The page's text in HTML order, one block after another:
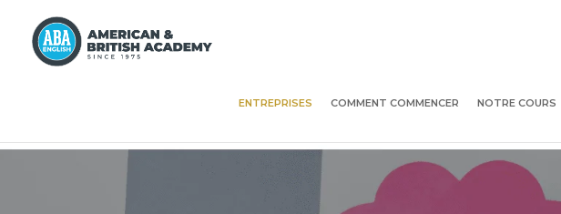
ENTREPRISES COMMENT COMMENCER NOTRE COURS